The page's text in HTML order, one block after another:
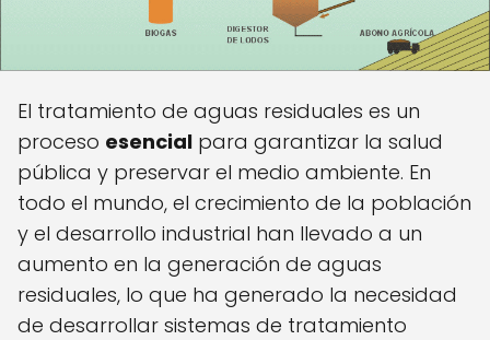
El tratamiento de aguas residuales es un
proceso esencial para garantizar la salud
pública y preservar el medio ambiente. En
todo el mundo, el crecimiento de la población
y el desarrollo industrial han llevado a un
aumento en la generación de aguas
residuales, lo que ha generado la necesidad
de desarrollar sistemas de tratamiento